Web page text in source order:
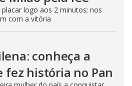
logo aos 2 minutos; nos
com a vitória
conheça a
fez história no Pan